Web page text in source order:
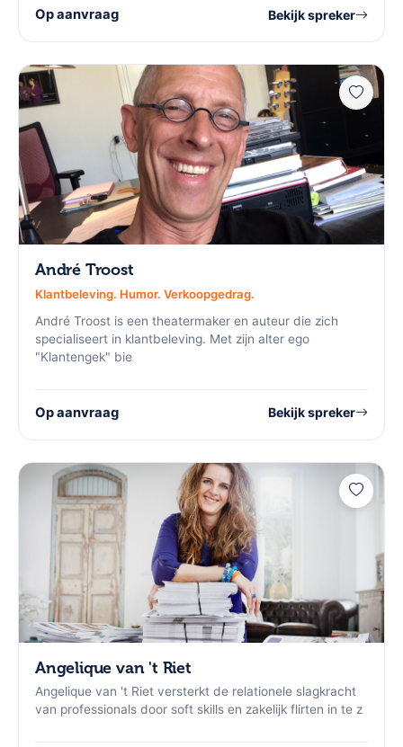
Op aanvraag Bekijk spreker
André Troost
Klantbeleving. Humor. Verkoopgedrag.
André Troost is een theatermaker en auteur die zich
specialiseert in klantbeleving. Met zijn alter ego
"Klantengek" bie
Op aanvraag Bekijk spreker
Angelique van 't Riet
Angelique van 't Riet versterkt de relationele slagkracht
van professionals door soft skills en zakelijk flirten in te z